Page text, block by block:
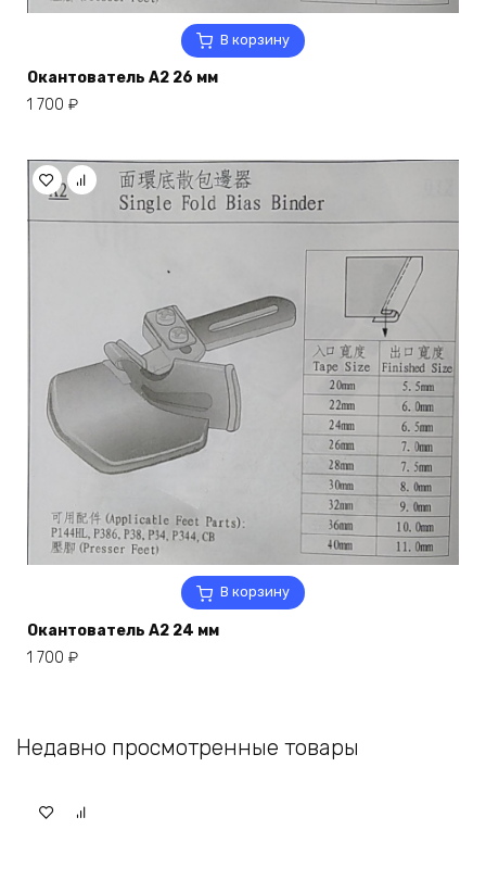
В корзину
Окантователь A2 26 мм
1 700 ₽
В корзину
Окантователь A2 24 мм
1 700 ₽
Недавно просмотренные товары